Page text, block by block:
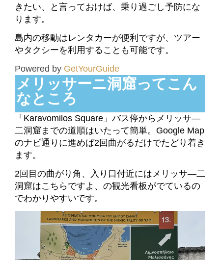
きたい、と言っておけば、乗り過ごし予防にな
ります。
島内の移動はレンタカーが便利ですが、ツアー
やタクシーを利用することも可能です。
Powered by GetYourGuide
メリッサーニ洞窟ってこん
なところ
「Karavomilos Square」バス停からメリッサ―
二洞窟までの道順はいたって簡単。Google Map
のナビ通りに進めば2回曲がるだけでたどり着き
ます。
2回目の曲がり角、入り口付近にはメリッサ―二
洞窟はこちらですよ、の観光看板がでているの
でわかりやすいです。